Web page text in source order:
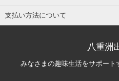
支払い方法について
八重洲
みなさまの趣味生活をサポート